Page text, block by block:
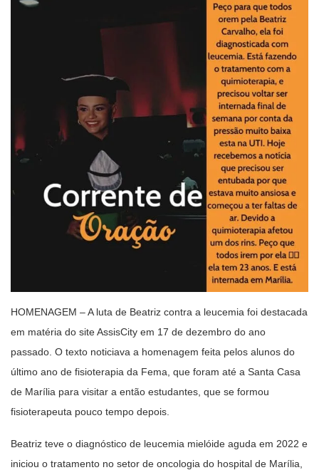
HOMENAGEM – A luta de Beatriz contra a leucemia foi destacada
em matéria do site AssisCity em 17 de dezembro do ano
passado. O texto noticiava a homenagem feita pelos alunos do
último ano de fisioterapia da Fema, que foram até a Santa Casa
de Marília para visitar a então estudantes, que se formou
fisioterapeuta pouco tempo depois.
Beatriz teve o diagnóstico de leucemia mielóide aguda em 2022 e
iniciou o tratamento no setor de oncologia do hospital de Marília,